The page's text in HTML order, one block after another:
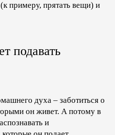
примеру, прятать вещи) и
подавать
духа – заботиться о
он живет. А потому в
и